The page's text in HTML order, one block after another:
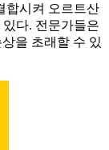
합시켜 오르트산
다. 전문가들은
을 초래할 수 있